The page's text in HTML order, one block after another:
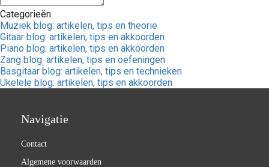
Categorieën
Muziek blog: artikelen, tips en theorie
Gitaar blog: artikelen, tips en akkoorden
Piano blog: artikelen, tips en akkoorden
Zang blog: artikelen, tips en oefeningen
Basgitaar blog: artikelen, tips en technieken
Ukelele blog: artikelen, tips en akkoorden
Navigatie
Contact
Algemene voorwaarden